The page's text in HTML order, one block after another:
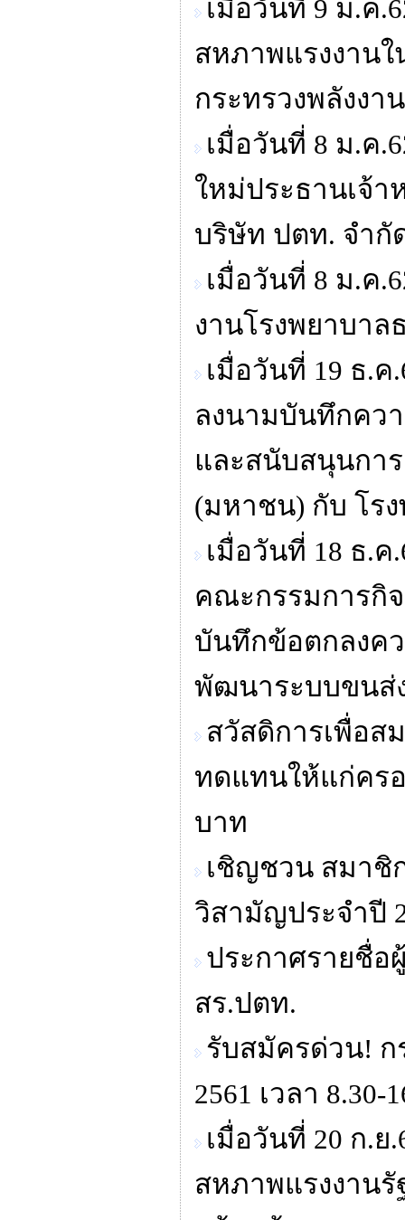
เมื่อวันที่ 9 ม.ค
สหภาพแรงงานใ
กระทรวงพลังงาน
เมื่อวันที่ 8 ม.ค
ใหม่ประธานเจ้
บริษัท ปตท. จำกั
เมื่อวันที่ 8 ม.ค
งานโรงพยาบาล
เมื่อวันที่ 19 ธ.
ลงนามบันทึกคว
และสนับสนุนกา
(มหาชน) กับ โร
เมื่อวันที่ 18 ธ.
คณะกรรมการกิ
บันทึกข้อตกลงค
พัฒนาระบบขนส่
สวัสดิการเพื่อ
ทดแทนให้แก่คร
บาท
เชิญชวน สมาชิ
วิสามัญประจำปี
ประกาศรายชื่อ
สร.ปตท.
รับสมัครด่วน! ก
2561 เวลา 8.30-
เมื่อวันที่ 20 ก.
สหภาพแรงงาน